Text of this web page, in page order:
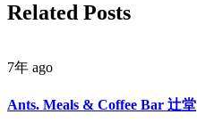
Related Posts
7年 ago
Ants. Meals & Coffee Bar 辻堂